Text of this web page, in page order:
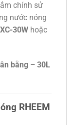
chính sử
nước nóng
30W hoặc
bằng – 30L
RHEEM